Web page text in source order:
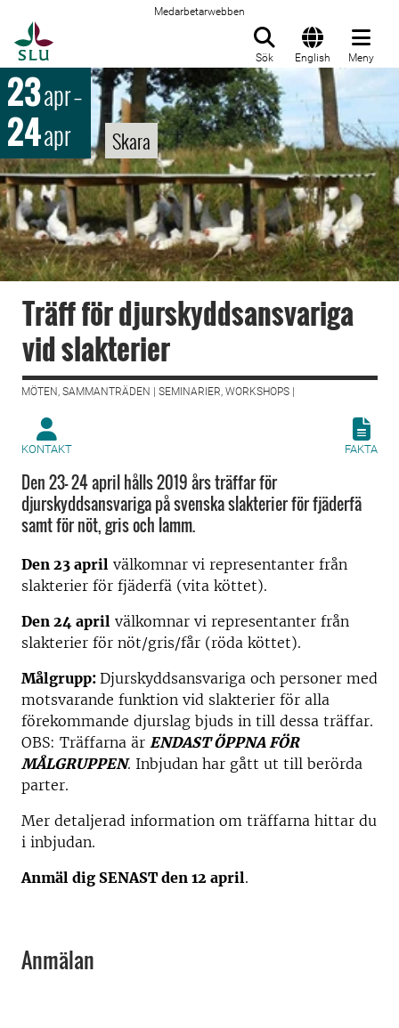
Medarbetarwebben
Sök English Meny
23apr–
24apr Skara
Träff för djurskyddsansvariga
vid slakterier
MÖTEN, SAMMANTRÄDEN | SEMINARIER, WORKSHOPS |
KONTAKT FAKTA
Den 23- 24 april hålls 2019 års träffar för
djurskyddsansvariga på svenska slakterier för fjäderfä
samt för nöt, gris och lamm.
Den 23 april välkomnar vi representanter från
slakterier för fjäderfä (vita köttet).
Den 24 april välkomnar vi representanter från
slakterier för nöt/gris/får (röda köttet).
Målgrupp: Djurskyddsansvariga och personer med
motsvarande funktion vid slakterier för alla
förekommande djurslag bjuds in till dessa träffar.
OBS: Träffarna är ENDAST ÖPPNA FÖR
MÅLGRUPPEN. Inbjudan har gått ut till berörda
parter.
Mer detaljerad information om träffarna hittar du
i inbjudan.
Anmäl dig SENAST den 12 april.
Anmälan